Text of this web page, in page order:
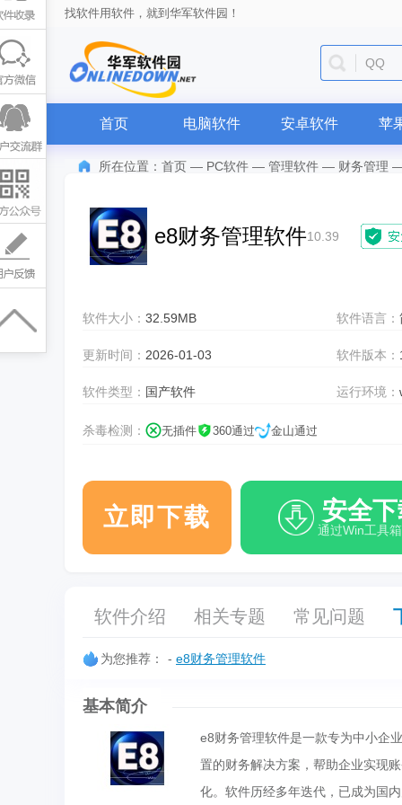
找软件用软件，就到华军软件园！
QQ
首页 电脑软件 安卓软件 苹
所在位置： 首页 — PC软件 — 管理软件 — 财务管理
e8财务管理软件10.39
软件大小： 32.59MB 软件语言：
更新时间： 2026-01-03 软件版本：
软件类型： 国产软件 运行环境：
杀毒检测： 无插件 360通过 金山通过
立即下载 安全
通过Win工具
软件介绍 相关专题 常见问题
为您推荐： - e8财务管理软件
基本简介
e8财务管理软件是一款专为中小企
置的财务解决方案，帮助企业实现
化。软件历经多年迭代，已成为国